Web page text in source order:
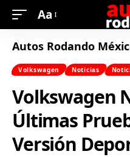
Aa
Autos Rodando
Volkswagen Noticias
Volkswagen
Últimas
Versión